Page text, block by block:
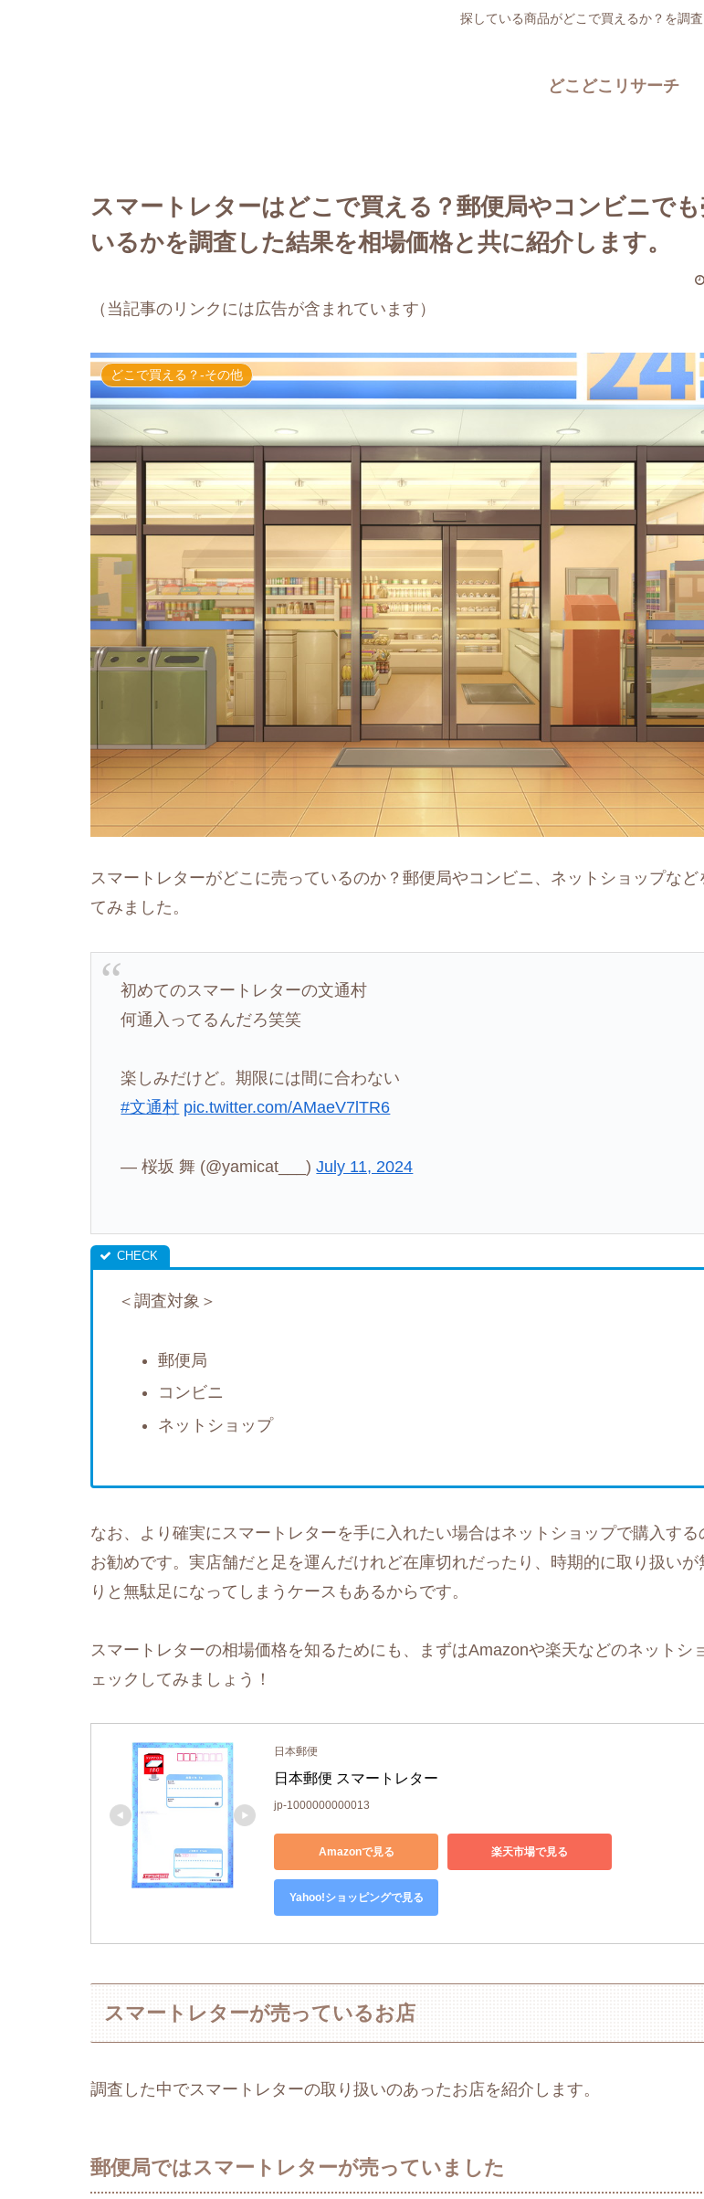
探している商品がどこで買えるか？を調査
どこどこリサーチ
スマートレターはどこで買える？郵便局やコンビニで
いるかを調査した結果を相場価格と共に紹介します。
（当記事のリンクには広告が含まれています）
どこで買える？-その他
スマートレターがどこに売っているのか？郵便局やコンビニ、ネットショップなど
てみました。
初めてのスマートレターの文通村
何通入ってるんだろ笑笑
楽しみだけど。期限には間に合わない
#文通村 pic.twitter.com/AMaeV7lTR6
— 桜坂 舞 (@yamicat___)July 11, 2024
＜調査対象＞
郵便局
コンビニ
ネットショップ
なお、より確実にスマートレターを手に入れたい場合はネットショップで購入する
お勧めです。実店舗だと足を運んだけれど在庫切れだったり、時期的に取り扱いが
りと無駄足になってしまうケースもあるからです。
スマートレターの相場価格を知るためにも、まずはAmazonや楽天などのネットシ
ェックしてみましょう！
日本郵便
日本郵便 スマートレター
jp-1000000000013
Amazonで見る 楽天市場で見る
Yahoo!ショッピングで見る
スマートレターが売っているお店
調査した中でスマートレターの取り扱いのあったお店を紹介します。
郵便局ではスマートレターが売っていました